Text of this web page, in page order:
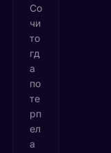
Со
чи
то
гд
а
по
те
рп
ел
а